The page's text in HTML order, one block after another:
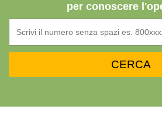
per conoscere